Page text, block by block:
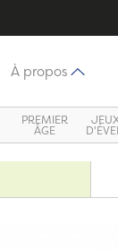
À propos
PREMIER
ÂGE